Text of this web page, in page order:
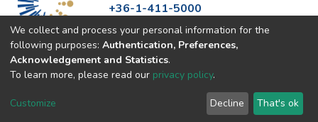
+36-1-411-5000
info@fszek.hu
https://fszek.hu
We collect and process your personal information for the
following purposes: Authentication, Preferences,
Acknowledgement and Statistics.
To learn more, please read our privacy policy.
Customize Decline That's ok